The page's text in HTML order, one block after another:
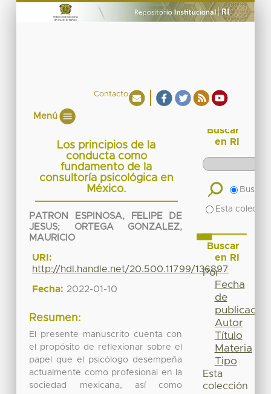
Contacto
Menú
Los principios de la
conducta como
fundamento de la
consultoría psicológica en
México.
PATRON ESPINOSA, FELIPE DE
JESUS; ORTEGA GONZALEZ,
MAURICIO
URI:
http://hdl.handle.net/20.500.11799/136897
Fecha: 2022-01-10
Resumen:
El presente manuscrito cuenta con
el propósito de reflexionar sobre el
papel que el psicólogo desempeña
actualmente como profesional en la
sociedad mexicana, así como
Buscar
en RI
Buscar
Esta
Buscar
en RI
Por
Fecha
de
publicación
Autor
Título
Materia
Tipo
Esta
colección